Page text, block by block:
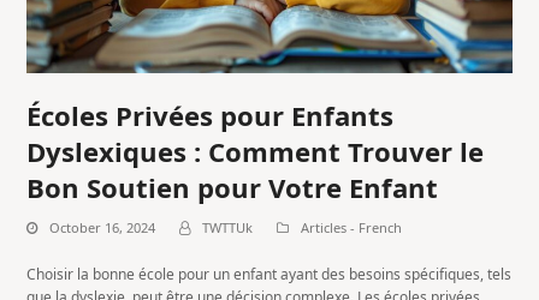
Écoles Privées pour Enfants
Dyslexiques : Comment Trouver le
Bon Soutien pour Votre Enfant
October 16, 2024 TWTTUk Articles - French
Choisir la bonne école pour un enfant ayant des besoins spécifiques, tels